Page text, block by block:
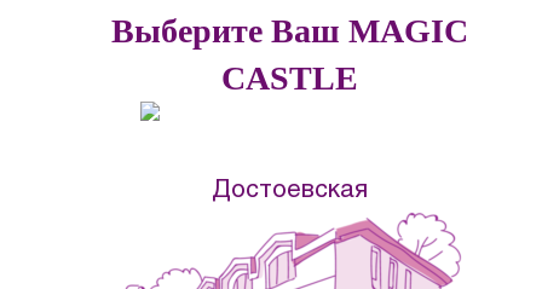
Выберите Ваш MAGIC
CASTLE
Достоевская